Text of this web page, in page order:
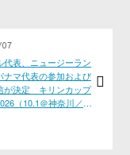
代表、ニュージーラン
ナマ代表の参加および
が決定 キリンカップ
（10.1＠神奈川／横